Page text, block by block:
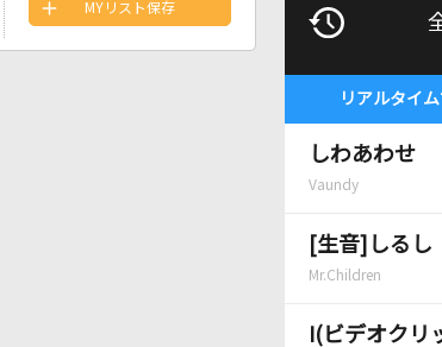
リアルタイ
しわあわせ
Vaundy
[生音]しるし
Mr.Children
I(ビデオクリ
MYリスト保存